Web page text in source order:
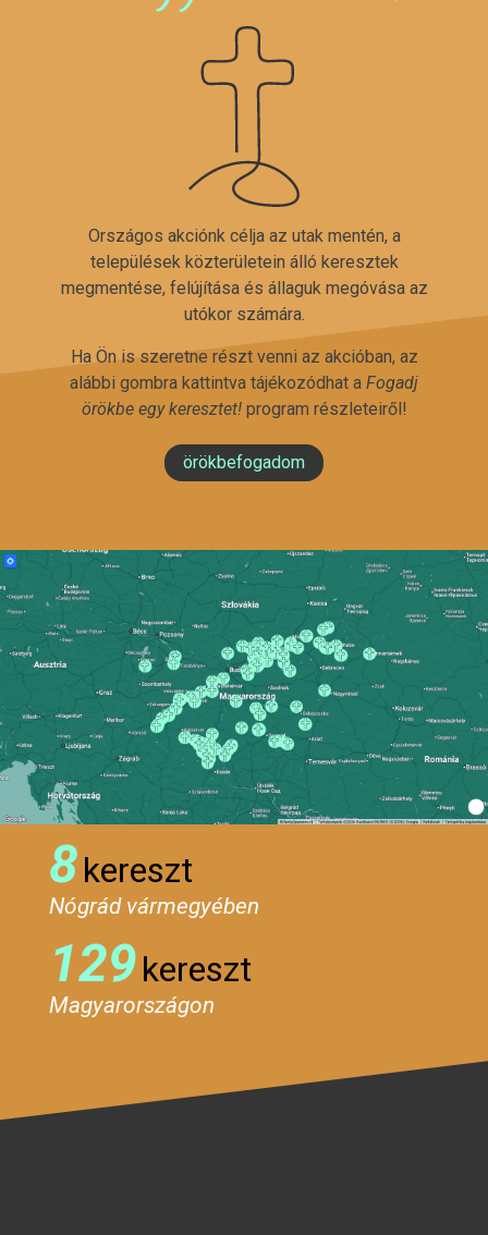
Országos akciónk célja az utak mentén, a
települések közterületein álló keresztek
megmentése, felújítása és állaguk megóvása az
utókor számára.
Ha Ön is szeretne részt venni az akcióban, az
alábbi gombra kattintva tájékozódhat a Fogadj
örökbe egy keresztet!program részleteiről!
örökbefogadom
8kereszt
Nógrád vármegyében
129kereszt
Magyarországon